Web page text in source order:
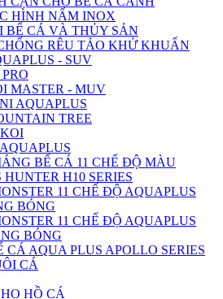
HÌNH NẤM INOX
BỂ CÁ VÀ THỦY SẢN
RÊU TẢO KHỬ KHUẨN
- SUV
MASTER - MUV
AQUAPLUS
TREE
BỂ CÁ 11 CHẾ ĐỘ MÀU
H10 SERIES
11 CHẾ ĐỘ AQUAPLUS
BÓNG
11 CHẾ ĐỘ AQUAPLUS
BÓNG
CÁ AQUA PLUS APOLLO SERIES
CÁ
HỒ CÁ